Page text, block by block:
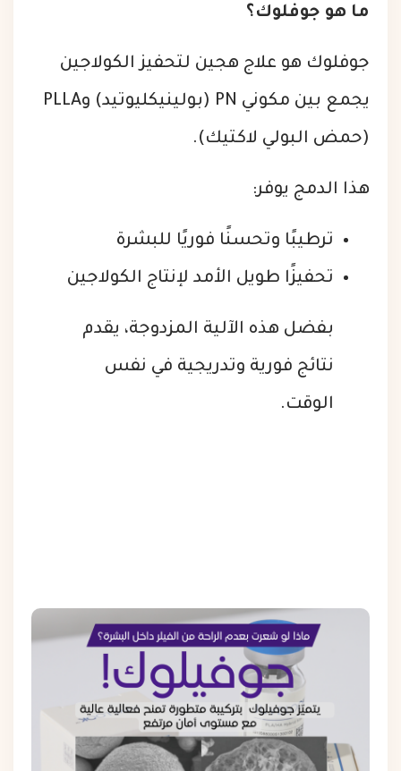
ما هو جوفلوك؟
جوفلوك هو علاج هجين لتحفيز الكولاجين
يجمع بين مكوني PN (بولينيكليوتيد) وPLLA
(حمض البولي لاكتيك).
هذا الدمج يوفر:
ترطيبًا وتحسنًا فوريًا للبشرة
تحفيزًا طويل الأمد لإنتاج الكولاجين
بفضل هذه الآلية المزدوجة، يقدم
نتائج فورية وتدريجية في نفس
الوقت.